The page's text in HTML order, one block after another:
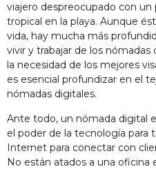
viajero despreocupado con
tropical en la playa. Aunque
vida, hay mucha más
vivir y trabajar de los
la necesidad de los mejores
es esencial profundizar en el
nómadas digitales.
Ante todo, un nómada digital
el poder de la tecnología para
Internet para conectar con
No están atados a una oficina